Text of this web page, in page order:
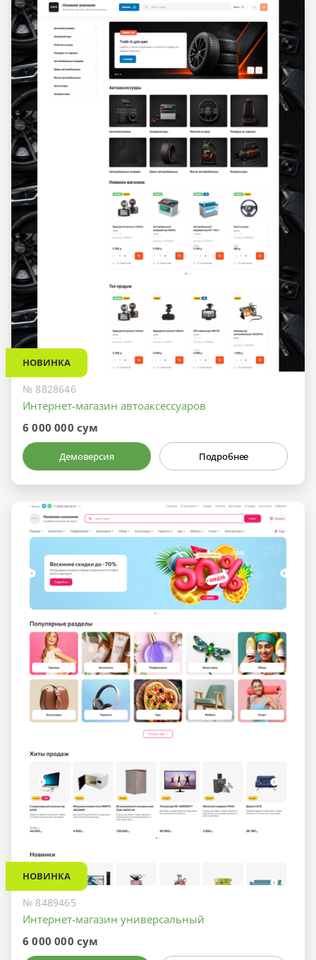
НОВИНКА
№ 8828646
Интернет-магазин автоаксессуаров
6 000 000 сум
Демоверсия Подробнее
НОВИНКА
№ 8489465
Интернет-магазин универсальный
6 000 000 сум